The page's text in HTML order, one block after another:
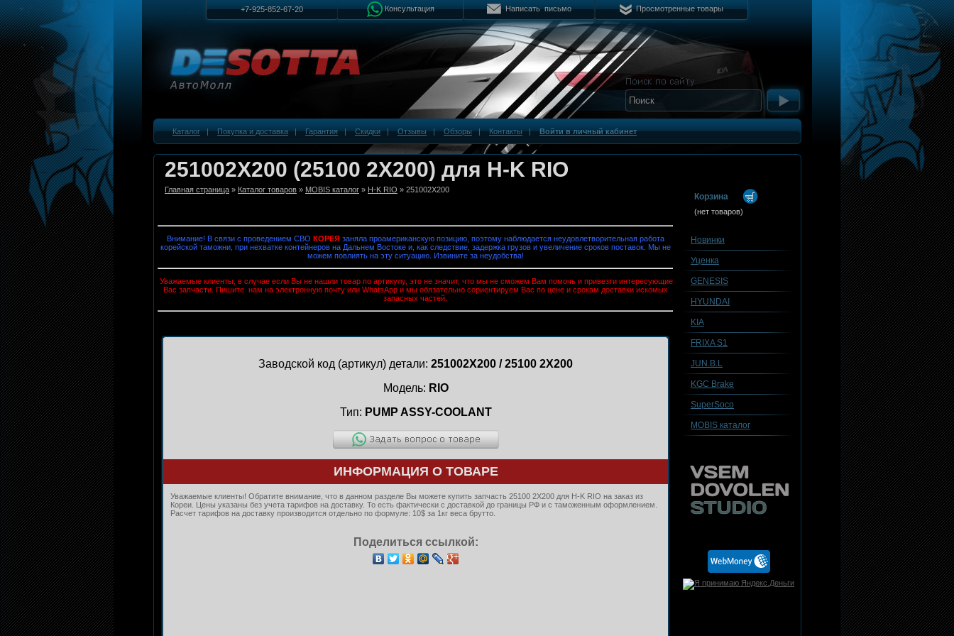
+7-925-852-67-20 Консультация Написать письмо Просмотренные товары
Каталог|Покупка и доставка|Гарантия|Скидки|Отзывы|Обзоры|Контакты|Войти в личный кабинет
251002X200 (25100 2X200) для H-K RIO
Главная страница » Каталог товаров » MOBIS каталог » H-K RIO » 251002X200
Внимание! В связи с проведением СВО КОРЕЯзаняла проамериканскую позицию, поэтому наблюдается неудовлетворительная работа
корейской таможни, при нехватке контейнеров на Дальнем Востоке и, как следствие, задержка грузов и увеличение сроков поставок. Мы не
можем повлиять на эту ситуацию. Извините за неудобства!
Уважаемые клиенты, в случае если Вы не нашли товар по артикулу, это не значит, что мы не сможем Вам помочь и привезти интересующие
Вас запчасти. Пишите нам на электронную почту или WhatsApp и мы обязательно сориентируем Вас по цене и срокам доставки искомых
запасных частей.
Заводской код (артикул) детали: 251002X200 / 25100 2X200
Модель: RIO
Тип: PUMP ASSY-COOLANT
ИНФОРМАЦИЯ О ТОВАРЕ
Уважаемые клиенты! Обратите внимание, что в данном разделе Вы можете купить запчасть 25100 2X200 для H-K RIO на заказ из
Кореи. Цены указаны без учета тарифов на доставку. То есть фактически с доставкой до границы РФ и с таможенным оформлением.
Расчет тарифов на доставку производится отдельно по формуле: 10$ за 1кг веса брутто.
Поделиться ссылкой:
Корзина
(нет товаров)
Новинки
Уценка
GENESIS
HYUNDAI
KIA
FRIXA S1
JUN.B.L
KGC Brake
SuperSoco
MOBIS каталог